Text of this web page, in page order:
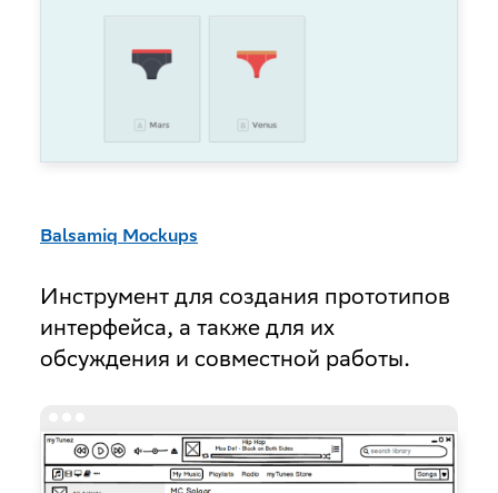
Balsamiq Mockups
Инструмент для создания прототипов
интерфейса, а также для их
обсуждения и совместной работы.